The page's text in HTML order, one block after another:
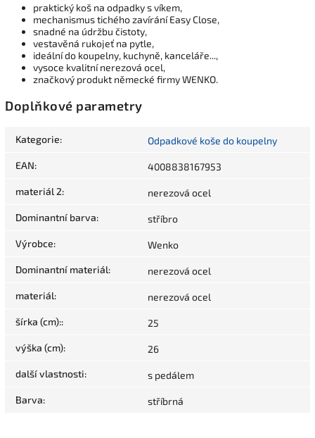
praktický koš na odpadky s víkem,
mechanismus tichého zavírání Easy Close,
snadné na údržbu čistoty,
vestavěná rukojeť na pytle,
ideální do koupelny, kuchyně, kanceláře...,
vysoce kvalitní nerezová ocel,
značkový produkt německé firmy WENKO.
Doplňkové parametry
Kategorie: Odpadkové koše do koupelny
EAN: 4008838167953
materiál 2: nerezová ocel
Dominantní barva: stříbro
Výrobce: Wenko
Dominantní materiál: nerezová ocel
materiál: nerezová ocel
šírka (cm):: 25
výška (cm): 26
další vlastnosti: s pedálem
Barva: stříbrná